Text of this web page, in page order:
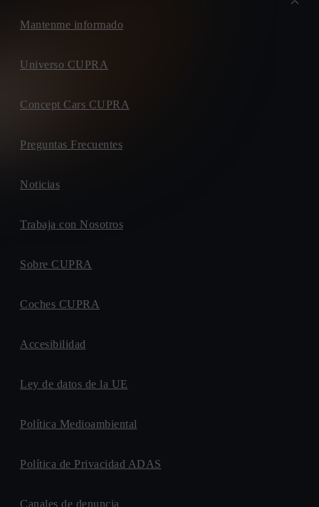
Mantenme informado
Universo CUPRA
Concept Cars CUPRA
Preguntas Frecuentes
Noticias
Trabaja con Nosotros
Sobre CUPRA
Coches CUPRA
Accesibilidad
Ley de datos de la UE
Política Medioambiental
Política de Privacidad ADAS
Canales de denuncia